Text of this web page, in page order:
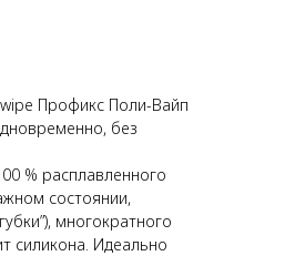
Профикс Поли-Вайп
без
% расплавленного
состоянии,
многократного
силикона. Идеально